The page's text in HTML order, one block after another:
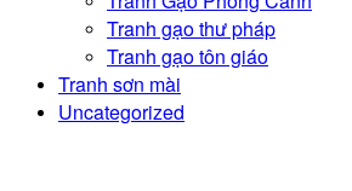
Tranh gạo thư pháp
Tranh gạo tôn giáo
Tranh sơn mài
Uncategorized